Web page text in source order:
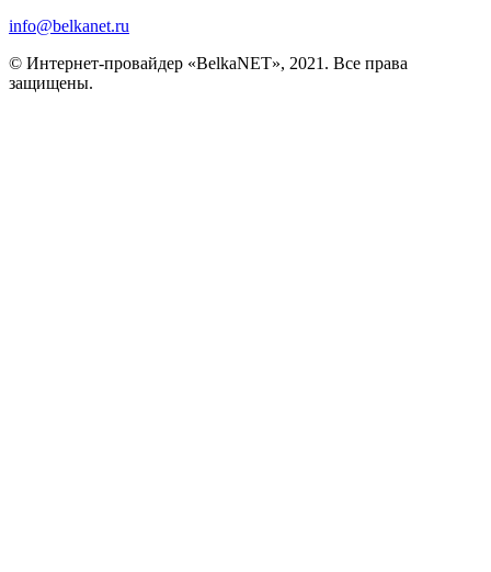
info@belkanet.ru
© Интернет-провайдер «BelkaNET», 2021. Все права
защищены.